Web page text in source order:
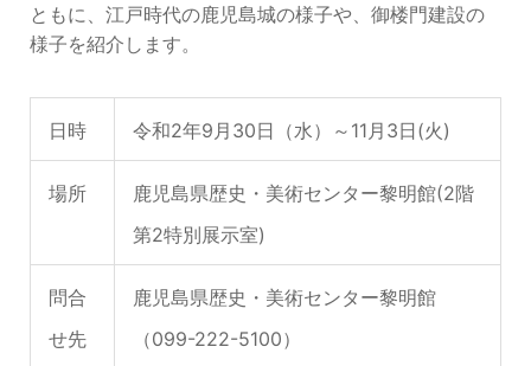
ともに、江戸時代の鹿児島城の様子や、御楼門建設の
様子を紹介します。
日時 令和2年9月30日（水）～11月3日(火)
場所
鹿児島県歴史・美術センター黎明館(2階
第2特別展示室)
問合
せ先
鹿児島県歴史・美術センター黎明館
（099-222-5100）